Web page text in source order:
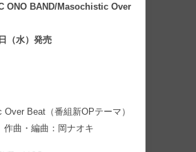
ONO BAND/Masochistic Over
（水）発売
Beat（番組新OPテーマ）
曲・編曲：岡ナオキ